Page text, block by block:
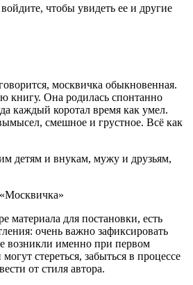
чтобы увидеть ее и другие
москвичка обыкновенная.
Она родилась спонтанно
каждый коротал время как умел.
смешное и грустное. Всё как
детям и внукам, мужу и друзьям,
материала для постановки, есть
очень важно зафиксировать
возникли именно при первом
стереться, забыться в процессе
от стиля автора.